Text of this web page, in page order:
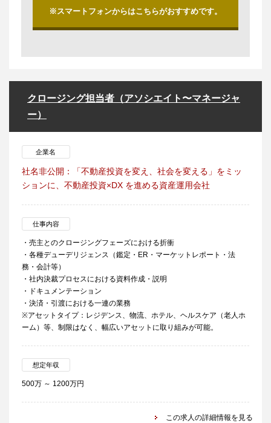
※スマートフォンからはこちらがおすすめです。
クロージング担当者（アソシエイト〜マネージャ
ー）
企業名
社名非公開：「不動産投資を変え、社会を変える」をミッ
ションに、不動産投資×DX を進める資産運用会社
仕事内容
・売主とのクロージングフェーズにおける折衝
・各種デューデリジェンス（鑑定・ER・マーケットレポート・法
務・会計等）
・社内決裁プロセスにおける資料作成・説明
・ドキュメンテーション
・決済・引渡における一連の業務
※アセットタイプ：レジデンス、物流、ホテル、ヘルスケア（老人ホ
ーム）等、制限はなく、幅広いアセットに取り組みが可能。
想定年収
500万 ～ 1200万円
この求人の詳細情報を見る